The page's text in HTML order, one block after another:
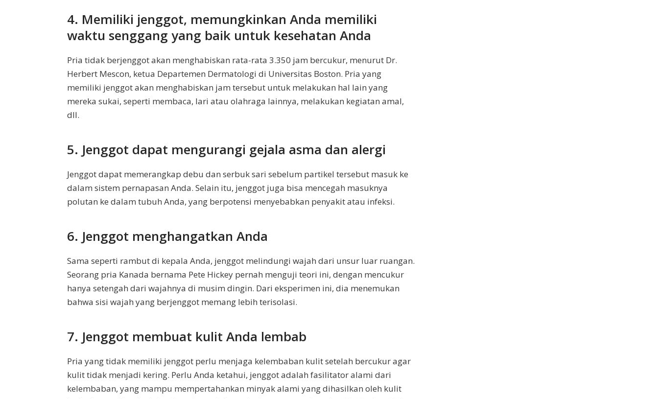
4. Memiliki jenggot, memungkinkan Anda memiliki
waktu senggang yang baik untuk kesehatan Anda
Pria tidak berjenggot akan menghabiskan rata-rata 3.350 jam bercukur, menurut Dr.
Herbert Mescon, ketua Departemen Dermatologi di Universitas Boston. Pria yang
memiliki jenggot akan menghabiskan jam tersebut untuk melakukan hal lain yang
mereka sukai, seperti membaca, lari atau olahraga lainnya, melakukan kegiatan amal,
dll.
5. Jenggot dapat mengurangi gejala asma dan alergi
Jenggot dapat memerangkap debu dan serbuk sari sebelum partikel tersebut masuk ke
dalam sistem pernapasan Anda. Selain itu, jenggot juga bisa mencegah masuknya
polutan ke dalam tubuh Anda, yang berpotensi menyebabkan penyakit atau infeksi.
6. Jenggot menghangatkan Anda
Sama seperti rambut di kepala Anda, jenggot melindungi wajah dari unsur luar ruangan.
Seorang pria Kanada bernama Pete Hickey pernah menguji teori ini, dengan mencukur
hanya setengah dari wajahnya di musim dingin. Dari eksperimen ini, dia menemukan
bahwa sisi wajah yang berjenggot memang lebih terisolasi.
7. Jenggot membuat kulit Anda lembab
Pria yang tidak memiliki jenggot perlu menjaga kelembaban kulit setelah bercukur agar
kulit tidak menjadi kering. Perlu Anda ketahui, jenggot adalah fasilitator alami dari
kelembaban, yang mampu mempertahankan minyak alami yang dihasilkan oleh kulit